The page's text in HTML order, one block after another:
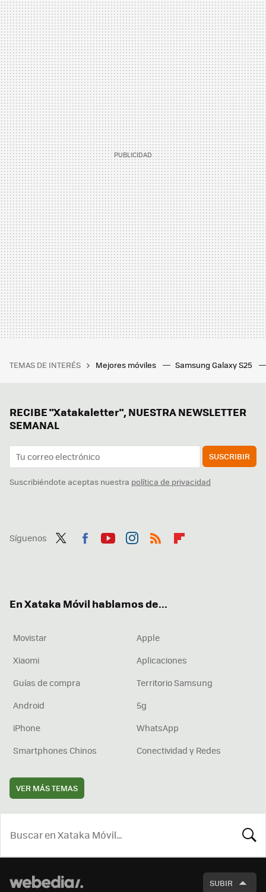
TEMAS DE INTERÉS Mejores móviles Samsung Galaxy S25
RECIBE "Xatakaletter", NUESTRA NEWSLETTER
SEMANAL
SUSCRIBIR
Suscribiéndote aceptas nuestra política de privacidad
Síguenos
En Xataka Móvil hablamos de...
Movistar
Apple
Xiaomi
Aplicaciones
Guías de compra
Territorio Samsung
Android
5g
iPhone
WhatsApp
Smartphones Chinos
Conectividad y Redes
VER MÁS TEMAS
SUBIR